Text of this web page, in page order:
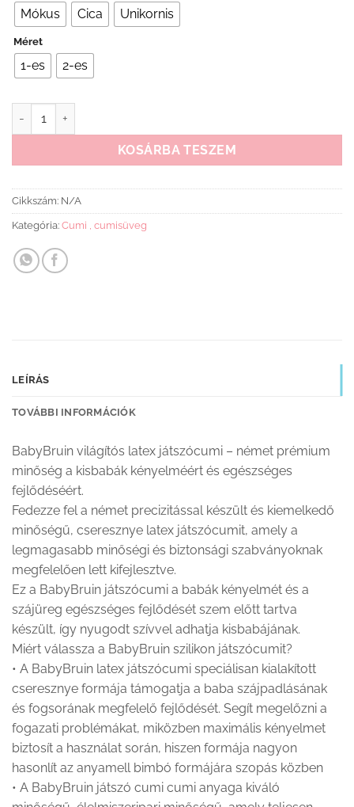
Mókus Cica Unikornis
Méret
1-es 2-es
KOSÁRBA TESZEM
Cikkszám: N/A
Kategória: Cumi , cumisüveg
LEÍRÁS
TOVÁBBI INFORMÁCIÓK
BabyBruin világítós latex játszócumi – német prémium
minőség a kisbabák kényelméért és egészséges
fejlődéséért.
Fedezze fel a német precizitással készült és kiemelkedő
minőségű, cseresznye latex játszócumit, amely a
legmagasabb minőségi és biztonsági szabványoknak
megfelelően lett kifejlesztve.
Ez a BabyBruin játszócumi a babák kényelmét és a
szájüreg egészséges fejlődését szem előtt tartva
készült, így nyugodt szívvel adhatja kisbabájának.
Miért válassza a BabyBruin szilikon játszócumit?
• A BabyBruin latex játszócumi speciálisan kialakított
cseresznye formája támogatja a baba szájpadlásának
és fogsorának megfelelő fejlődését. Segít megelőzni a
fogazati problémákat, miközben maximális kényelmet
biztosít a használat során, hiszen formája nagyon
hasonlít az anyamell bimbó formájára szopás közben
• A BabyBruin játszó cumi cumi anyaga kiváló